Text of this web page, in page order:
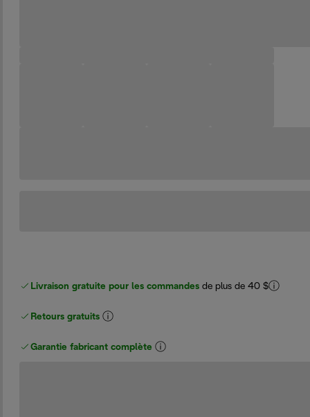
Livraison gratuite pour les commandes de plus de 40 $
Retours gratuits
Garantie fabricant complète